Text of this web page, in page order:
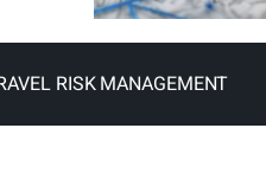
RISK MANAGEMENT